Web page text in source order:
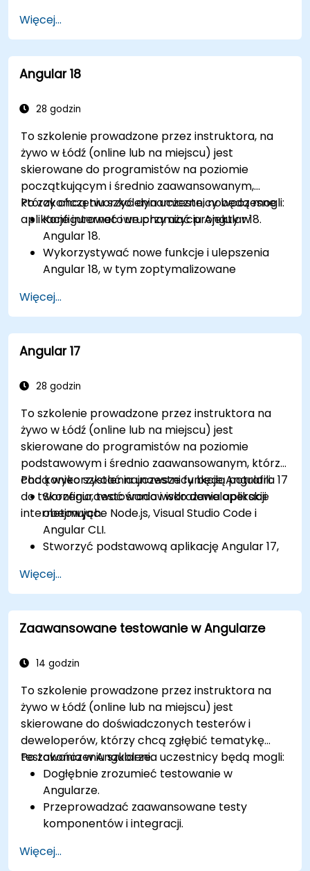
zarządzania stanem za pomocą RxJS i
sygnałów.
Budować, testować i wdrażać gotowe do
produkcji aplikacje Angular.
Więcej...
Angular 18
28 godzin
To szkolenie prowadzone przez instruktora, na
żywo w Łódź (online lub na miejscu) jest
skierowane do programistów na poziomie
początkującym i średnio zaawansowanym,
którzy chcą tworzyć dynamiczne, nowoczesne
aplikacje internetowe przy użyciu Angular 18.
Po zakończeniu szkolenia uczestnicy będą mogli:
Konfigurować i uruchamiać projekty w
Angular 18.
Wykorzystywać nowe funkcje i ulepszenia
Angular 18, w tym zoptymalizowane
zmian bez stref.
Tworzyć solidne i skalowalne aplikacje przy
użyciu Angular 18.
Wdrażać najlepsze praktyki w zakresie
Integrować aplikacje Angular z RESTful API.
Więcej...
Angular 17
28 godzin
To szkolenie prowadzone przez instruktora na
żywo w Łódź (online lub na miejscu) jest
skierowane do programistów na poziomie
podstawowym i średnio zaawansowanym, którzy
chcą wykorzystać najnowsze funkcje Angulara 17
do tworzenia, testowania i wdrażania aplikacji
internetowych.
Pod koniec szkolenia uczestnicy będą potrafili:
Skonfigurować środowisko deweloperskie
obejmujące Node.js, Visual Studio Code i
Angular CLI.
Stworzyć podstawową aplikację Angular 17,
użytkownika.
Wykorzystywać komponenty, dyrektywy,
potoki, usługi i moduły do organizowania i
ponownego wykorzystania kodu.
zależności, routing, formularze i klienta HTTP
Używać nowej składni bloków kontrolnych
szablonów, aby uprościć typowe zadania,
takie jak renderowanie warunkowe, pętle i
obsługa pustych kolekcji.
Wykorzystać nowy blok kontrolny @defer do
włączania leniwego ładowania zawartości
bloku i jego zależności.
Używać nowego API przejść między
widokami, aby dostosować animacje i
przejścia między widokami.
Debugować i testować aplikacje Angular 17
Więcej...
Zaawansowane testowanie w Angularze
14 godzin
To szkolenie prowadzone przez instruktora na
żywo w Łódź (online lub na miejscu) jest
skierowane do doświadczonych testerów i
deweloperów, którzy chcą zgłębić tematykę
testowania w Angularze.
Po zakończeniu szkolenia uczestnicy będą mogli:
Dogłębnie zrozumieć testowanie w
Angularze.
Przeprowadzać zaawansowane testy
komponentów i integracji.
wykorzystaniem Cypress i regresji wizualnej.
Więcej...